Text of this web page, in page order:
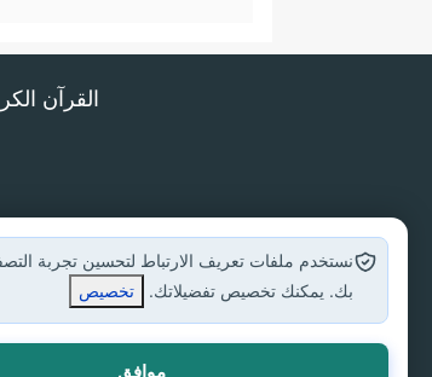
القرآن
نستخدم ملفات تعريف الارتباط لتحسين تجربة
بك. يمكنك تخصيص تفضيلاتك.
تخصيص
موافق